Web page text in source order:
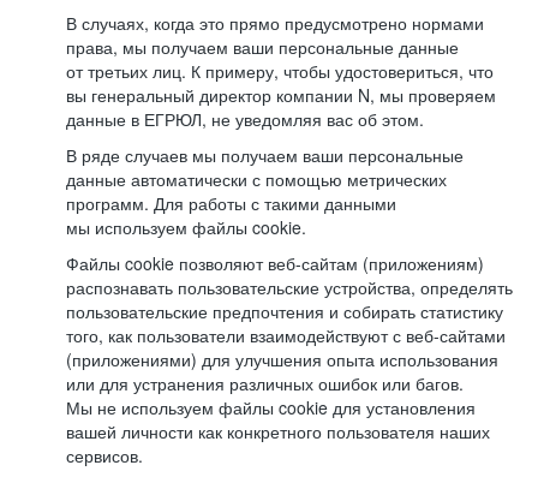
В случаях, когда это прямо предусмотрено нормами
права, мы получаем ваши персональные данные
от третьих лиц. К примеру, чтобы удостовериться, что
вы генеральный директор компании N, мы проверяем
данные в ЕГРЮЛ, не уведомляя вас об этом.
В ряде случаев мы получаем ваши персональные
данные автоматически с помощью метрических
программ. Для работы с такими данными
мы используем файлы cookie.
Файлы cookie позволяют веб-сайтам (приложениям)
распознавать пользовательские устройства, определять
пользовательские предпочтения и собирать статистику
того, как пользователи взаимодействуют с веб-сайтами
(приложениями) для улучшения опыта использования
или для устранения различных ошибок или багов.
Мы не используем файлы cookie для установления
вашей личности как конкретного пользователя наших
сервисов.